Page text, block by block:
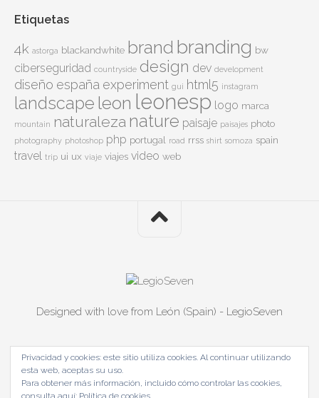
Etiquetas
4k astorga blackandwhite brand branding bw
ciberseguridad countryside design dev development
diseño españa experiment gui html5 instagram
landscape leon leonesp logo marca
mountain naturaleza nature paisaje paisajes photo
photography photoshop php portugal road rrss shirt somoza spain
travel trip ui ux viaje viajes video web
Designed with love from León (Spain) - LegioSeven
Privacidad y cookies: este sitio utiliza cookies. Al continuar utilizando
esta web, aceptas su uso.
Para obtener más información, incluido cómo controlar las cookies,
consulta aquí: Política de cookies